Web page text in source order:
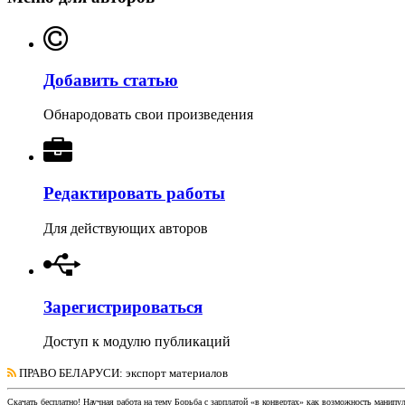
Добавить статью
Обнародовать свои произведения
Редактировать работы
Для действующих авторов
Зарегистрироваться
Доступ к модулю публикаций
ПРАВО БЕЛАРУСИ: экспорт материалов
Скачать бесплатно! Научная работана тему Борьба с зарплатой «в конвертах» как возможность